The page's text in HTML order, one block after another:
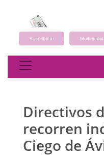
Suscribirse Multimedia
Directivos
recorren
Ciego de